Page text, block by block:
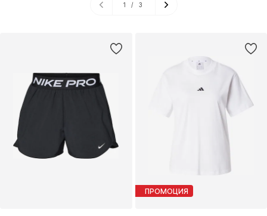
1 / 3
ПРОМОЦИЯ